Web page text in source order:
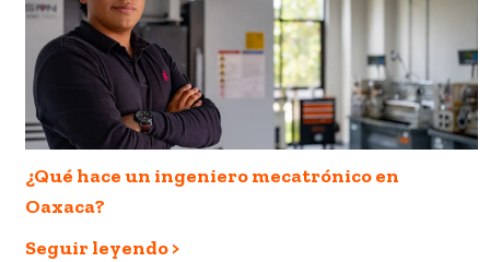
¿Qué hace un ingeniero mecatrónico en
Oaxaca?
Seguir leyendo >